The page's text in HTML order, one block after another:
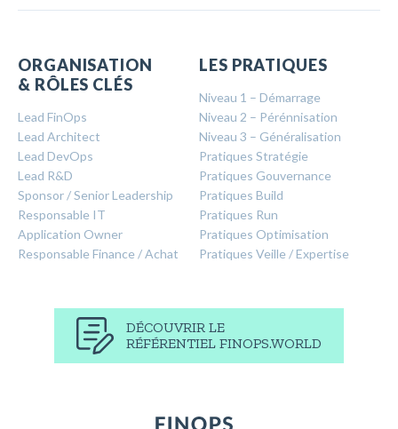
DÉCOUVRIR LE
RÉFÉRENTIEL FINOPS.WORLD
ORGANISATION
& RÔLES CLÉS
Lead FinOps
Lead Architect
Lead DevOps
Lead R&D
Sponsor / Senior Leadership
Responsable IT
Application Owner
Responsable Finance / Achat
LES PRATIQUES
Niveau 1 – Démarrage
Niveau 2 – Pérénnisation
Niveau 3 – Généralisation
Pratiques Stratégie
Pratiques Gouvernance
Pratiques Build
Pratiques Run
Pratiques Optimisation
Pratiques Veille / Expertise